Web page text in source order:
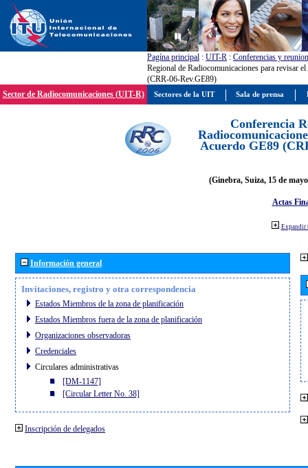
Pagína principal : UIT-R : Conferencias y
Regional de Radiocomunicaciones para revisar
(CRR-06-Rev.GE89)
Sector de Radiocomunicaciones (UIT-R)
Conferencia
Acuerdo GE89
(Ginebra, Suiza, 15 de
Actas
Expandir
Información general
Invitaciones, registro y otra correspondencia
Estados Miembros de la zona de planificación
Estados Miembros fuera de la zona de planificación
Organizaciones observadoras
Credenciales
Circulares administrativas
[DM-1147]
[Circular Letter No. 38]
Inscripción de delegados
Sectores de la UIT Sala de prensa